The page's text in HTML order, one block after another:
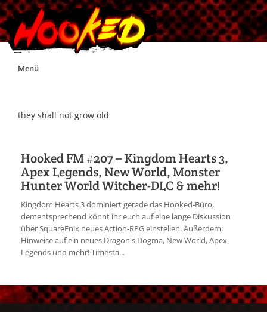
Skip
Menü
Impressum
Jobs
Discord
they shall not grow old
Hooked FM #207 – Kingdom Hearts 3,
Apex Legends, New World, Monster
Hunter World Witcher-DLC & mehr!
Kingdom Hearts 3 dominiert gerade das Hooked-Büro,
dementsprechend könnt ihr euch auf eine lange Diskussion
über SquareEnix neues Action-RPG einstellen. Außerdem:
Hinweise auf ein neues Dragon's Dogma, New World, Apex
Legends und mehr! Timesta...